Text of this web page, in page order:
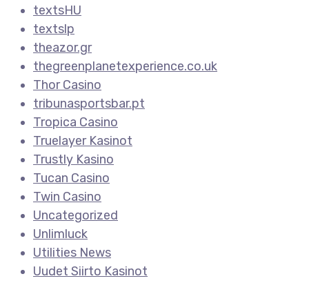
textsHU
textslp
theazor.gr
thegreenplanetexperience.co.uk
Thor Casino
tribunasportsbar.pt
Tropica Casino
Truelayer Kasinot
Trustly Kasino
Tucan Casino
Twin Casino
Uncategorized
Unlimluck
Utilities News
Uudet Siirto Kasinot